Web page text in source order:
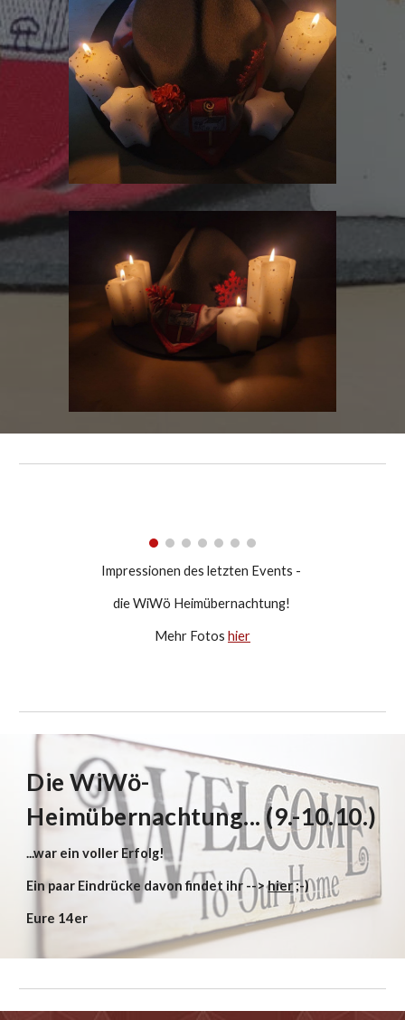
Impressionen des letzten Events -
die WiWö Heimübernachtung!
Mehr Fotos hier
Die WiWö-
Heimübernachtung... (9.-10.10.)
...war ein voller Erfolg!
Ein paar Eindrücke davon findet ihr -->hier;-)
Eure 14er